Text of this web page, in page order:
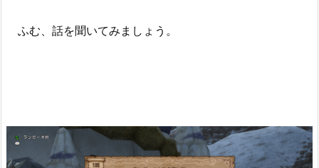
ふむ、話を聞いてみましょう。